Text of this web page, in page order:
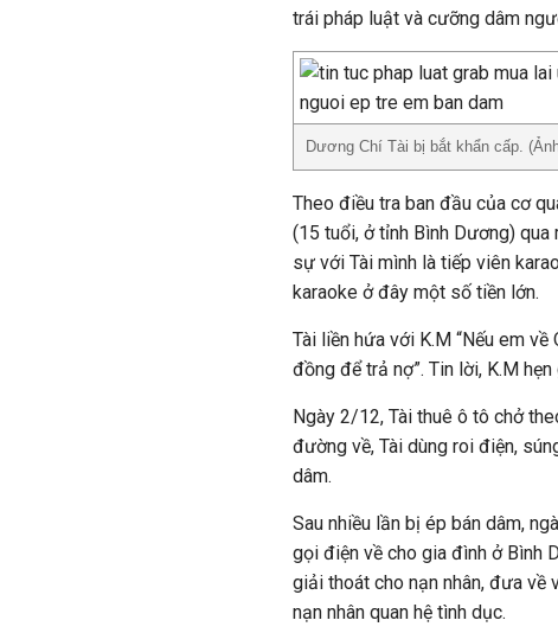
trái pháp luật và cưỡng dâm
Dương Chí Tài bị bắt khẩn cấp.
Theo điều tra ban đầu của cơ
(15 tuổi, ở tỉnh Bình Dương) qua
sự với Tài mình là tiếp viên
karaoke ở đây một số tiền lớn.
Tài liền hứa với K.M “Nếu em
đồng để trả nợ”. Tin lời, K.M
Ngày 2/12, Tài thuê ô tô chở
đường về, Tài dùng roi điện,
dâm.
Sau nhiều lần bị ép bán dâm,
gọi điện về cho gia đình ở Bình
giải thoát cho nạn nhân, đưa về
nạn nhân quan hệ tình dục.